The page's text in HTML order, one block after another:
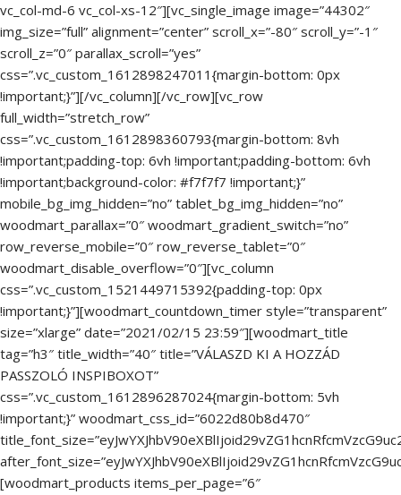
vc_col-md-6 vc_col-xs-12″][vc_single_image image=”44302″
img_size=”full” alignment=”center” scroll_x=”-80″ scroll_y=”-1″
scroll_z=”0″ parallax_scroll=”yes”
css=”.vc_custom_1612898247011{margin-bottom: 0px
!important;}”][/vc_column][/vc_row][vc_row
full_width=”stretch_row”
css=”.vc_custom_1612898360793{margin-bottom: 8vh
!important;padding-top: 6vh !important;padding-bottom: 6vh
!important;background-color: #f7f7f7 !important;}”
mobile_bg_img_hidden=”no” tablet_bg_img_hidden=”no”
woodmart_parallax=”0″ woodmart_gradient_switch=”no”
row_reverse_mobile=”0″ row_reverse_tablet=”0″
woodmart_disable_overflow=”0″][vc_column
css=”.vc_custom_1521449715392{padding-top: 0px
!important;}”][woodmart_countdown_timer style=”transparent”
size=”xlarge” date=”2021/02/15 23:59″][woodmart_title
tag=”h3″ title_width=”40″ title=”VÁLASZD KI A HOZZÁD
PASSZOLÓ INSPIBOXOT”
css=”.vc_custom_1612896287024{margin-bottom: 5vh
!important;}” woodmart_css_id=”6022d80b8d470″
[woodmart_products items_per_page=”6″